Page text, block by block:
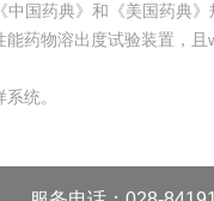
国药典》和《美国药典
药物溶出度试验装置，
统。